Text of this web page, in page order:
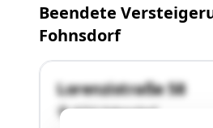
Beendete
Fohnsdorf
Lorenzistraße 58
8753 Fohnsdorf